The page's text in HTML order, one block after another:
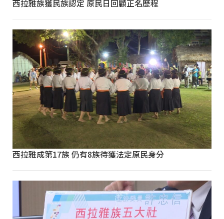
西拉雅族獲民族認定 原民日回顧正名歷程
西拉雅成第17族 仍有8族待獲法定原民身分